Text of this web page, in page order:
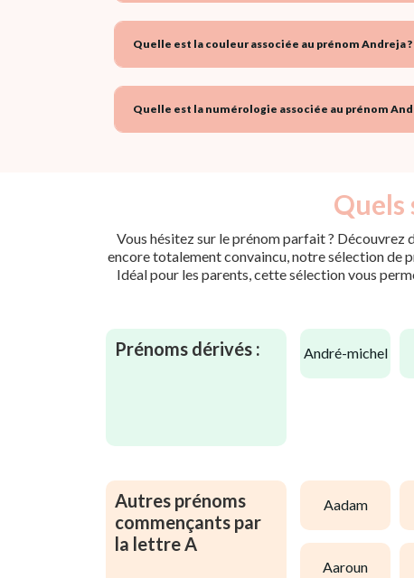
Quelle est la couleur associée au prénom Andreja ?
Quelle est la numérologie associée au prénom
Quels
Vous hésitez sur le prénom parfait ? Découvrez
encore totalement convaincu, notre sélection de
Idéal pour les parents, cette sélection vous
Prénoms dérivés : andré-michel
Autres prénoms
commençants par
la lettre A
aadam
aaroun